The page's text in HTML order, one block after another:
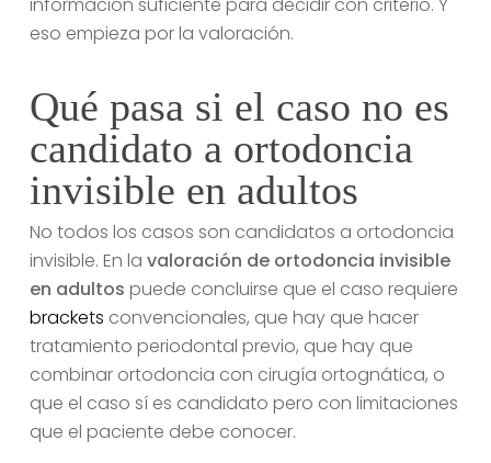
eso empieza por la valoración.
Qué pasa si el caso no es
candidato a ortodoncia
invisible en adultos
No todos los casos son candidatos a ortodoncia
invisible. En la valoración de ortodoncia invisible
en adultos puede concluirse que el caso requiere
brackets convencionales, que hay que hacer
tratamiento periodontal previo, que hay que
combinar ortodoncia con cirugía ortognática, o
que el caso sí es candidato pero con limitaciones
que el paciente debe conocer.